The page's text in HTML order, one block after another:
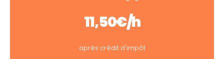
11,50€/h
après crédit d'impôt